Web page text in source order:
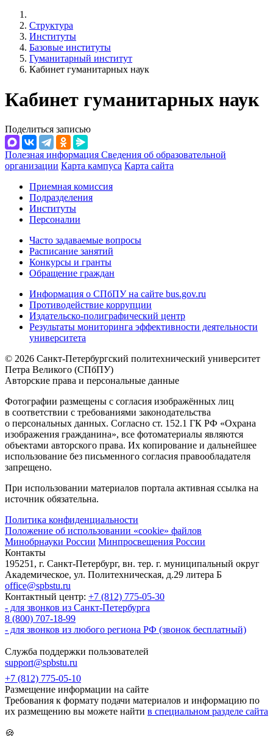
Структура
Институты
Базовые институты
Гуманитарный институт
Кабинет гуманитарных наук
Кабинет гуманитарных наук
Поделиться записью
Полезная информация Сведения об образовательной
организации Карта кампуса Карта сайта
Приемная комиссия
Подразделения
Институты
Персоналии
Часто задаваемые вопросы
Расписание занятий
Конкурсы и гранты
Обращение граждан
Информация о СПбПУ на сайте bus.gov.ru
Противодействие коррупции
Издательско-полиграфический центр
Результаты мониторинга эффективности деятельности
университета
© 2026 Санкт-Петербургский политехнический университет
Петра Великого (СПбПУ)
Авторские права и персональные данные
Фотографии размещены с согласия изображённых лиц
в соответствии с требованиями законодательства
о персональных данных. Согласно ст. 152.1 ГК РФ «Охрана
изображения гражданина», все фотоматериалы являются
объектами авторского права. Их копирование и дальнейшее
использование без письменного согласия правообладателя
запрещено.
При использовании материалов портала активная ссылка на
источник обязательна.
Политика конфиденциальности
Положение об использовании «cookie» файлов
Минобрнауки России Минпросвещения России
Контакты
195251, г. Санкт-Петербург, вн. тер. г. муниципальный округ
Академическое, ул. Политехническая, д.29 литера Б
office@spbstu.ru
Контактный центр: +7 (812) 775-05-30
- для звонков из Санкт-Петербурга
8 (800) 707-18-99
- для звонков из любого региона РФ (звонок бесплатный)
Служба поддержки пользователей
support@spbstu.ru
+7 (812) 775-05-10
Размещение информации на сайте
Требования к формату подачи материалов и информацию по
их размещению вы можете найти в специальном разделе сайта
🍪